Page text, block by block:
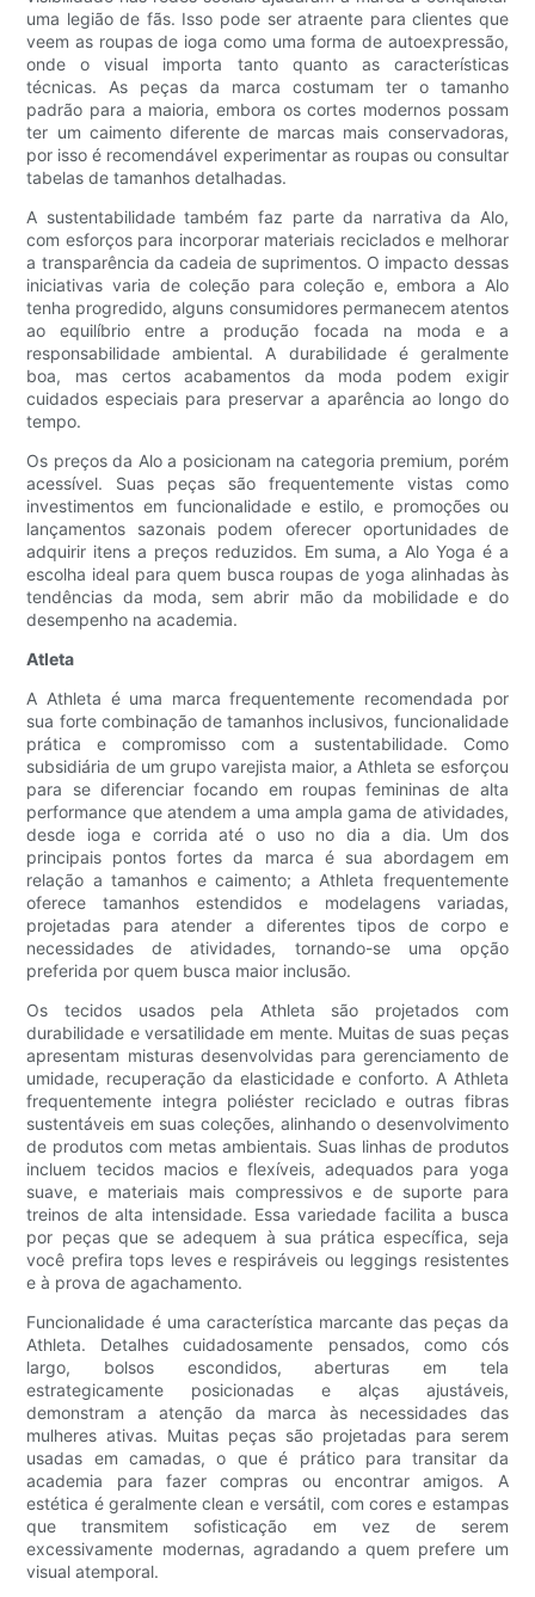
uma legião de fãs. Isso pode ser atraente para clientes que
veem as roupas de ioga como uma forma de autoexpressão,
onde o visual importa tanto quanto as características
técnicas. As peças da marca costumam ter o tamanho
padrão para a maioria, embora os cortes modernos possam
ter um caimento diferente de marcas mais conservadoras,
por isso é recomendável experimentar as roupas ou consultar
tabelas de tamanhos detalhadas.
A sustentabilidade também faz parte da narrativa da Alo,
com esforços para incorporar materiais reciclados e melhorar
a transparência da cadeia de suprimentos. O impacto dessas
iniciativas varia de coleção para coleção e, embora a Alo
tenha progredido, alguns consumidores permanecem atentos
ao equilíbrio entre a produção focada na moda e a
responsabilidade ambiental. A durabilidade é geralmente
boa, mas certos acabamentos da moda podem exigir
cuidados especiais para preservar a aparência ao longo do
tempo.
Os preços da Alo a posicionam na categoria premium, porém
acessível. Suas peças são frequentemente vistas como
investimentos em funcionalidade e estilo, e promoções ou
lançamentos sazonais podem oferecer oportunidades de
adquirir itens a preços reduzidos. Em suma, a Alo Yoga é a
escolha ideal para quem busca roupas de yoga alinhadas às
tendências da moda, sem abrir mão da mobilidade e do
desempenho na academia.
Atleta
A Athleta é uma marca frequentemente recomendada por
sua forte combinação de tamanhos inclusivos, funcionalidade
prática e compromisso com a sustentabilidade. Como
subsidiária de um grupo varejista maior, a Athleta se esforçou
para se diferenciar focando em roupas femininas de alta
performance que atendem a uma ampla gama de atividades,
desde ioga e corrida até o uso no dia a dia. Um dos
principais pontos fortes da marca é sua abordagem em
relação a tamanhos e caimento; a Athleta frequentemente
oferece tamanhos estendidos e modelagens variadas,
projetadas para atender a diferentes tipos de corpo e
necessidades de atividades, tornando-se uma opção
preferida por quem busca maior inclusão.
Os tecidos usados ​​pela Athleta são projetados com
durabilidade e versatilidade em mente. Muitas de suas peças
apresentam misturas desenvolvidas para gerenciamento de
umidade, recuperação da elasticidade e conforto. A Athleta
frequentemente integra poliéster reciclado e outras fibras
sustentáveis ​​em suas coleções, alinhando o desenvolvimento
de produtos com metas ambientais. Suas linhas de produtos
incluem tecidos macios e flexíveis, adequados para yoga
suave, e materiais mais compressivos e de suporte para
treinos de alta intensidade. Essa variedade facilita a busca
por peças que se adequem à sua prática específica, seja
você prefira tops leves e respiráveis ​​ou leggings resistentes
e à prova de agachamento.
Funcionalidade é uma característica marcante das peças da
Athleta. Detalhes cuidadosamente pensados, como cós
largo, bolsos escondidos, aberturas em tela
estrategicamente posicionadas e alças ajustáveis,
demonstram a atenção da marca às necessidades das
mulheres ativas. Muitas peças são projetadas para serem
usadas em camadas, o que é prático para transitar da
academia para fazer compras ou encontrar amigos. A
estética é geralmente clean e versátil, com cores e estampas
que transmitem sofisticação em vez de serem
excessivamente modernas, agradando a quem prefere um
visual atemporal.